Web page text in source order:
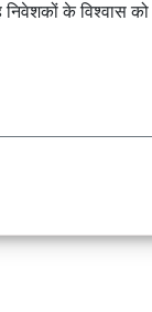
निवेशकों के विश्वास